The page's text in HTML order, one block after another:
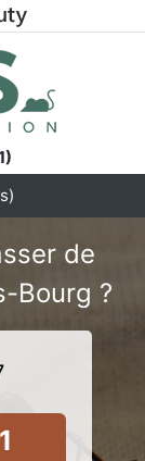
de
Bourg ?